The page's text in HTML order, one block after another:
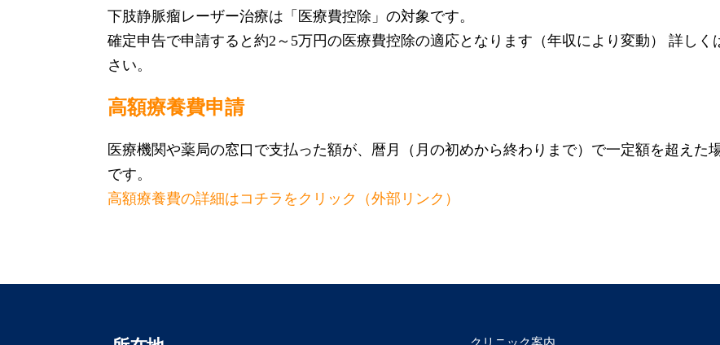
下肢静脈瘤レーザー治療は「医療費控除」の対象です。
確定申告で申請すると約2～5万円の医療費控除の適応となります（年収により変動） 詳し
さい。
高額療養費申請
医療機関や薬局の窓口で支払った額が、暦月（月の初めから終わりまで）で一定額を超えた
です。
高額療養費の詳細はコチラをクリック（外部リンク）